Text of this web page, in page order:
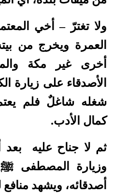
ولا تغترّ – أخي
العمرة ويخرج من
أخرى غير مكة
الأصدقاء على زيارة
شغله شاغلٌ فلم
كمال الأدب.
ثم لا جناح عليه بعد
وزيارة المصطفى
أصدقائه، ويشهد منافع